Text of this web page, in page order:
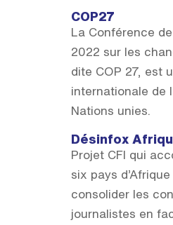
COP27
La Conférence
2022 sur les
dite COP 27, est
internationale de
Nations unies.
Désinfox
Projet CFI qui
six pays
consolider les
journalistes en